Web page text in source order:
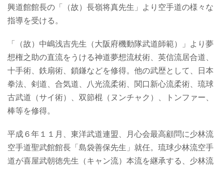
興道館館長の「（故）長嶺将真先生」より空手道の様々な
指導を受ける。
「（故）中嶋浅吉先生（大阪府機動隊武道師範）」より夢
想権之助の直流をうける神道夢想流杖術、英信流居合道、
十手術、鉄扇術、鎖鎌などを修得。他の武歴として、日本
拳法、剣道、合気道、八光流柔術、関口新心流柔術、琉球
古武道（サイ術）、双節棍（ヌンチャク）、トンファー、
棒等を修得。
平成６年１１月、東洋武道連盟、月心会最高顧問に少林流
空手道聖武館館長「島袋善保先生」就任。琉球少林流空手
道が喜屋武朝徳先生（キャン流）本流を継承する、少林流